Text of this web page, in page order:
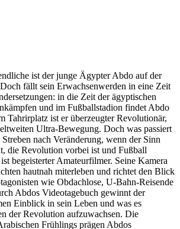
ist der junge Ägypter Abdo auf der
fällt sein Erwachsenwerden in eine Zeit
in die Zeit der ägyptischen
und im Fußballstadion findet Abdo
Tahrirplatz ist er überzeugter Revolutionär,
Ultra-Bewegung. Doch was passiert
nach Veränderung, wenn der Sinn
die Revolution vorbei ist und Fußball
begeisterter Amateurfilmer. Seine Kamera
hautnah miterleben und richtet den Blick
wie Obdachlose, U-Bahn-Reisende
Abdos Videotagebuch gewinnt der
Einblick in sein Leben und was es
der Revolution aufzuwachsen. Die
Frühlings prägen Abdos